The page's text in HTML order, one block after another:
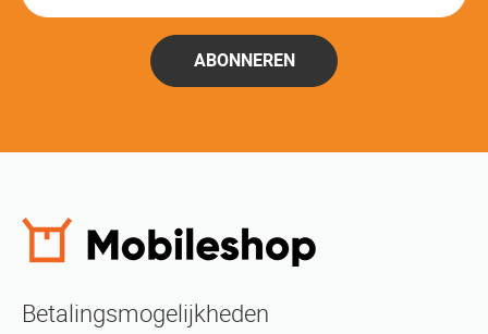
ABONNEREN
Betalingsmogelijkheden